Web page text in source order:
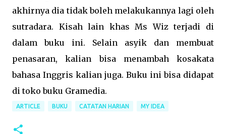
akhirnya dia tidak boleh melakukannya lagi oleh
sutradara. Kisah lain khas Ms Wiz terjadi di
dalam buku ini. Selain asyik dan membuat
penasaran, kalian bisa menambah kosakata
bahasa Inggris kalian juga. Buku ini bisa didapat
di toko buku Gramedia.
ARTICLE BUKU CATATAN HARIAN MY IDEA